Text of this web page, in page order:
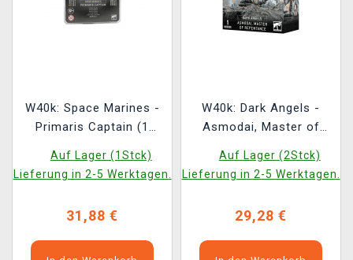
W40k: Space Marines -
Primaris Captain (1
Auf Lager (1Stck)
Lieferung in 2-5 Werktagen.
31,88 €
W40k: Dark Angels -
Asmodai, Master of
Auf Lager (2Stck)
Lieferung in 2-5 Werktagen.
29,28 €